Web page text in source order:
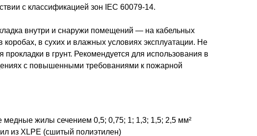
с классификацией зон IEC 60079-14.
внутри и снаружи помещений — на кабельных
коробах, в сухих и влажных условиях эксплуатации. Не
прокладки в грунт. Рекомендуется для использования в
с повышенными требованиями к пожарной
медные жилы сечением 0,5; 0,75; 1; 1,3; 1,5; 2,5 мм²
из XLPE (сшитый полиэтилен)